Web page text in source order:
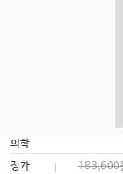
의학
정가
183,600